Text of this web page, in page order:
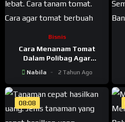
Bisnis
Cara Menanam Tomat
Dalam Polibag Agar
Nabila 2 Tahun Ago
08:08